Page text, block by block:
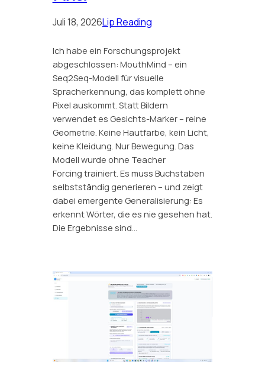
Juli 18, 2026Lip Reading
Ich habe ein Forschungsprojekt
abgeschlossen: MouthMind – ein
Seq2Seq-Modell für visuelle
Spracherkennung, das komplett ohne
Pixel auskommt. Statt Bildern
verwendet es Gesichts-Marker – reine
Geometrie. Keine Hautfarbe, kein Licht,
keine Kleidung. Nur Bewegung. Das
Modell wurde ohne Teacher
Forcing trainiert. Es muss Buchstaben
selbstständig generieren – und zeigt
dabei emergente Generalisierung: Es
erkennt Wörter, die es nie gesehen hat.
Die Ergebnisse sind…